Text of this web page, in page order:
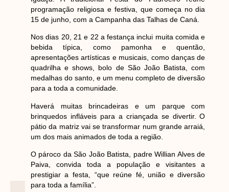
programação religiosa e festiva, que começa no dia
15 de junho, com a Campanha das Talhas de Caná.
Nos dias 20, 21 e 22 a festança inclui muita comida e
bebida típica, como pamonha e quentão,
apresentações artísticas e musicais, como danças de
quadrilha e shows, bolo de São João Batista, com
medalhas do santo, e um menu completo de diversão
para a toda a comunidade.
Haverá muitas brincadeiras e um parque com
brinquedos infláveis para a criançada se divertir. O
pátio da matriz vai se transformar num grande arraiá,
um dos mais animados de toda a região.
O pároco da São João Batista, padre Willian Alves de
Paiva, convida toda a população e visitantes a
prestigiar a festa, “que reúne fé, união e diversão
para toda a família”.